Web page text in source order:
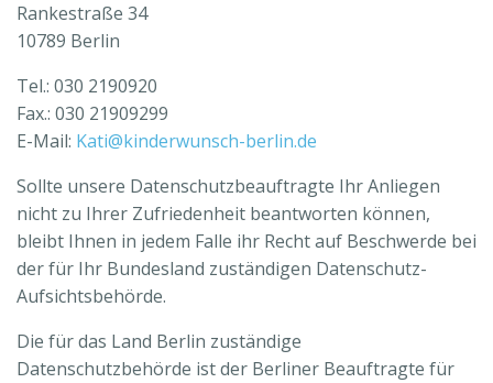
Rankestraße 34
10789 Berlin
Tel.: 030 2190920
Fax.: 030 21909299
E-Mail: Kati@kinderwunsch-berlin.de
Sollte unsere Datenschutzbeauftragte Ihr Anliegen
nicht zu Ihrer Zufriedenheit beantworten können,
bleibt Ihnen in jedem Falle ihr Recht auf Beschwerde bei
der für Ihr Bundesland zuständigen Datenschutz-
Aufsichtsbehörde.
Die für das Land Berlin zuständige
Datenschutzbehörde ist der Berliner Beauftragte für